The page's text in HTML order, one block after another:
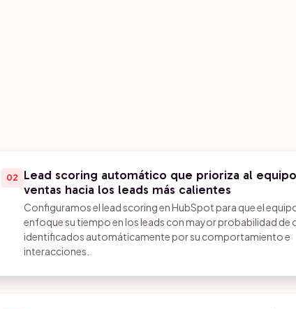
02
Lead scoring automático que prioriza al
ventas hacia los leads más calientes
Configuramos el lead scoring en HubSpot para que el
enfoque su tiempo en los leads con mayor probabilidad de
identificados automáticamente por su comportamiento e
interacciones.